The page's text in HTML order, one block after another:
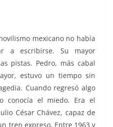
mexicano no había
a escribirse. Su mayor
pistas. Pedro, más cabal
estuvo un tiempo sin
Cuando regresó algo
conocía el miedo. Era el
César Chávez, capaz de
tren expreso. Entre 1963 y